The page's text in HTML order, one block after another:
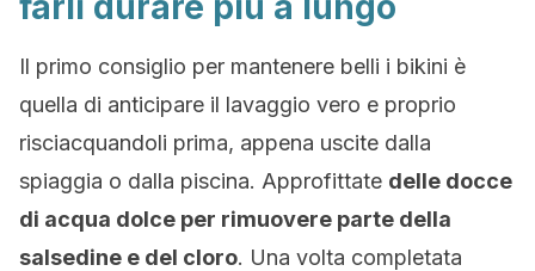
Il primo consiglio per mantenere belli i bikini è
quella di anticipare il lavaggio vero e proprio
risciacquandoli prima, appena uscite dalla
spiaggia o dalla piscina. Approfittate delle docce
di acqua dolce per rimuovere parte della
salsedine e del cloro. Una volta completata